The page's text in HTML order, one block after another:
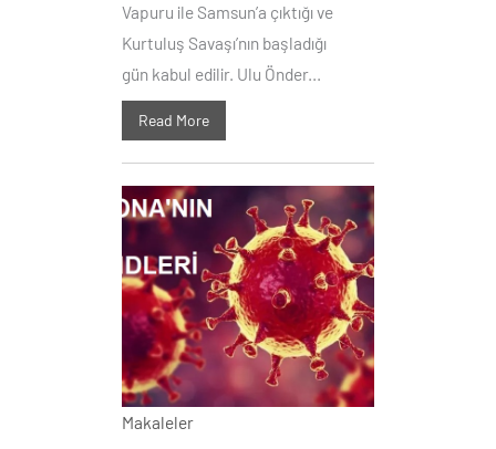
Vapuru ile Samsun’a çıktığı ve
Kurtuluş Savaşı’nın başladığı
gün kabul edilir. Ulu Önder...
Read More
Makaleler